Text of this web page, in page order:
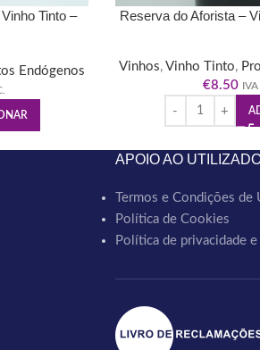
Tinto –
Endógenos
Reserva do Aforista –
Vinhos, Vinho Tinto,
€8.50
APOIO AO
Termos e Condições de
Política de Cookies
Política de privacidade